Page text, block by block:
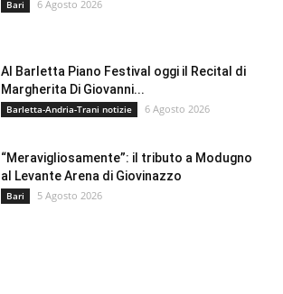
Bari 6 Agosto 2026
Al Barletta Piano Festival oggi il Recital di
Margherita Di Giovanni...
Barletta-Andria-Trani notizie 6 Agosto 2026
“Meravigliosamente”: il tributo a Modugno
al Levante Arena di Giovinazzo
Bari 5 Agosto 2026